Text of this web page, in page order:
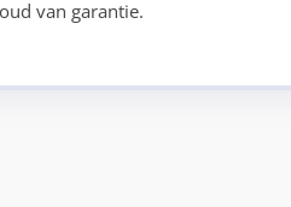
van garantie.